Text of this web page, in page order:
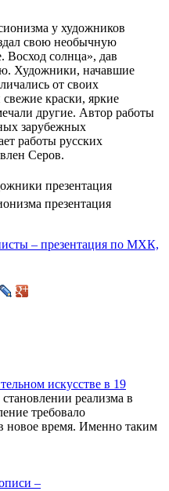
у художников
свою необычную
Восход солнца», дав
Художники, начавшие
от своих
краски, яркие
другие. Автор работы
зарубежных
работы русских
Серов.
– презентация по МХК,
искусстве в 19
реализма в
требовало
новое время. Именно таким
–